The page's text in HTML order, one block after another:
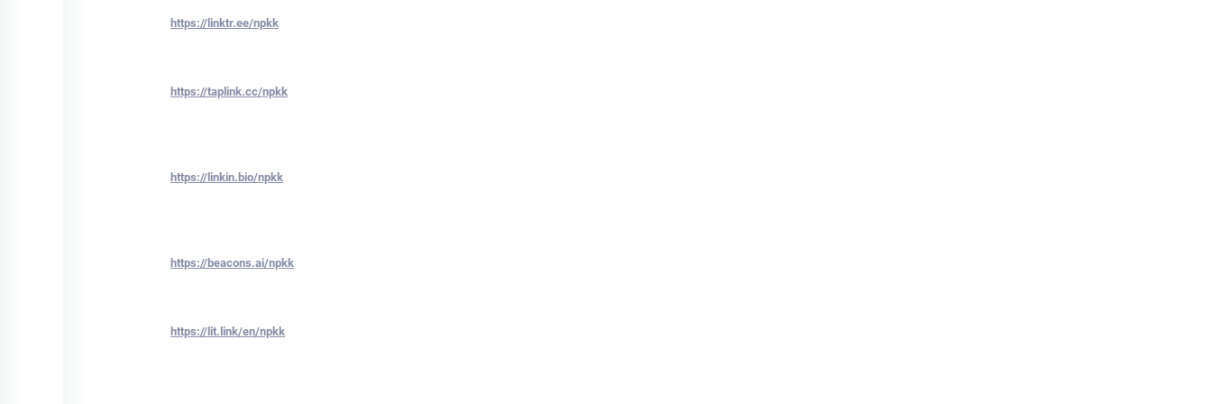
https://linktr.ee/npkk
https://taplink.cc/npkk
https://linkin.bio/npkk
https://beacons.ai/npkk
https://lit.link/en/npkk